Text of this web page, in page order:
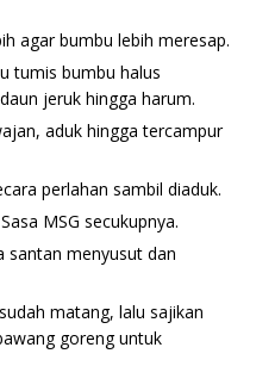
agar bumbu lebih meresap.
tumis bumbu halus
jeruk hingga harum.
aduk hingga tercampur
perlahan sambil diaduk.
MSG secukupnya.
santan menyusut dan
matang, lalu sajikan
goreng untuk